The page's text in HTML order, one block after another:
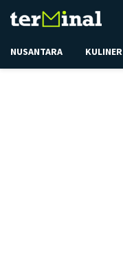
NUSANTARA KULINER